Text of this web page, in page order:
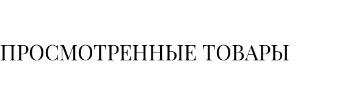
ПРОСМОТРЕННЫЕ ТОВАРЫ